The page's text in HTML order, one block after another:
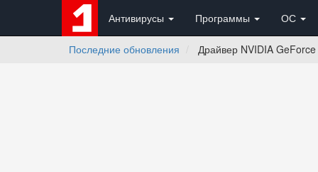
Антивирусы Программы ОС
Последние обновления Драйвер NVIDIA